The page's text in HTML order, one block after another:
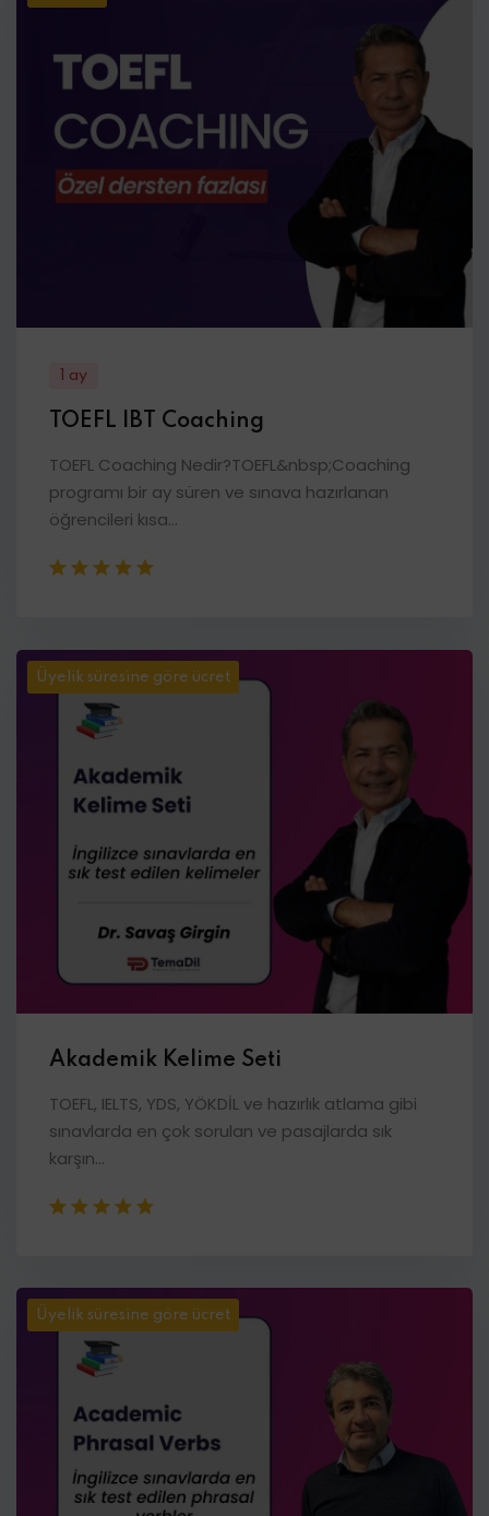
1 ay
TOEFL IBT Coaching
TOEFL Coaching Nedir?TOEFL&nbsp;Coaching
programı bir ay süren ve sınava hazırlanan
öğrencileri kısa...
Üyelik süresine göre ücret
Akademik Kelime Seti
TOEFL, IELTS, YDS, YÖKDİL ve hazırlık atlama gibi
sınavlarda en çok sorulan ve pasajlarda sık
karşın...
Üyelik süresine göre ücret